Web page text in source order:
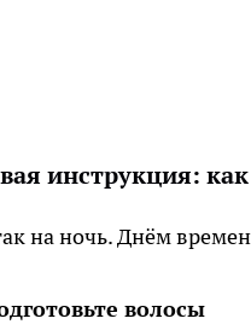
инструкция:
на ночь. Днём
волосы